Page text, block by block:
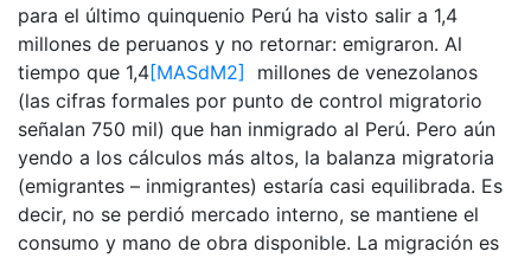
para el último quinquenio Perú ha visto salir a 1,4
millones de peruanos y no retornar: emigraron. Al
tiempo que 1,4[MASdM2]
millones de venezolanos
(las cifras formales por punto de control migratorio
señalan 750 mil) que han inmigrado al Perú. Pero aún
yendo a los cálculos más altos, la balanza migratoria
(emigrantes – inmigrantes) estaría casi equilibrada. Es
decir, no se perdió mercado interno, se mantiene el
consumo y mano de obra disponible. La migración es